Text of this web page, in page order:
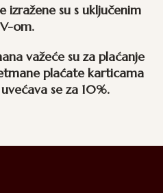
izražene su s uključenim
om.
važeće su za plaćanje
plaćate karticama
se za 10%.